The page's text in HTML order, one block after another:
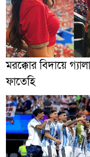
মরক্কোর বিদায়ে
ফাতেহি